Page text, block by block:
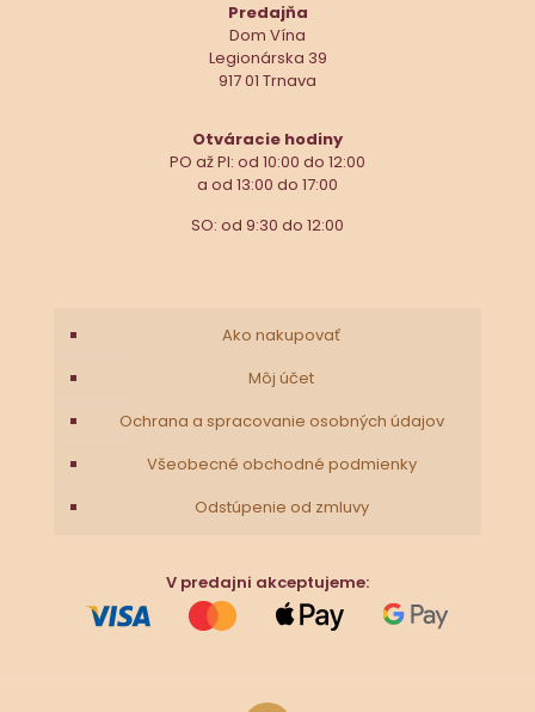
Predajňa
Dom Vína
Legionárska 39
917 01 Trnava
Otváracie hodiny
PO až PI: od 10:00 do 12:00
a od 13:00 do 17:00
SO: od 9:30 do 12:00
Ako nakupovať
Môj účet
Ochrana a spracovanie osobných údajov
Všeobecné obchodné podmienky
Odstúpenie od zmluvy
V predajni akceptujeme: